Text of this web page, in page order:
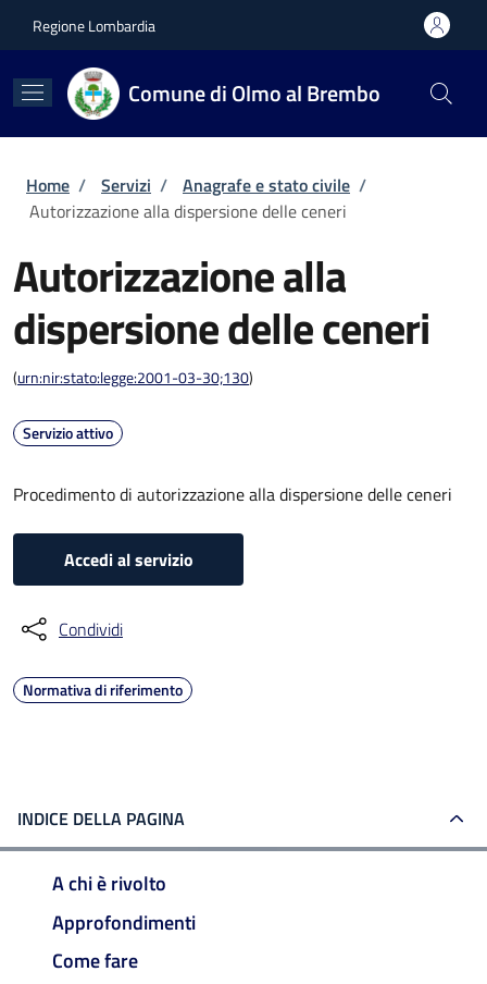
Regione Lombardia
Comune di Olmo al Brembo
Briciole di pane
Home / Servizi / Anagrafe e stato civile /
Autorizzazione alla dispersione delle ceneri
Autorizzazione alla
dispersione delle ceneri
(urn:nir:stato:legge:2001-03-30;130)
Servizio attivo
Procedimento di autorizzazione alla dispersione delle ceneri
Accedi al servizio
Condividi
Normativa di riferimento
INDICE DELLA PAGINA
A chi è rivolto
Approfondimenti
Come fare